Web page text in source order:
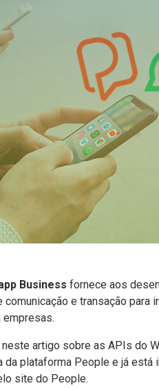
Business fornece aos
comunicação e transação
empresas.
artigo sobre as APIs do
da plataforma People e já
site do People.